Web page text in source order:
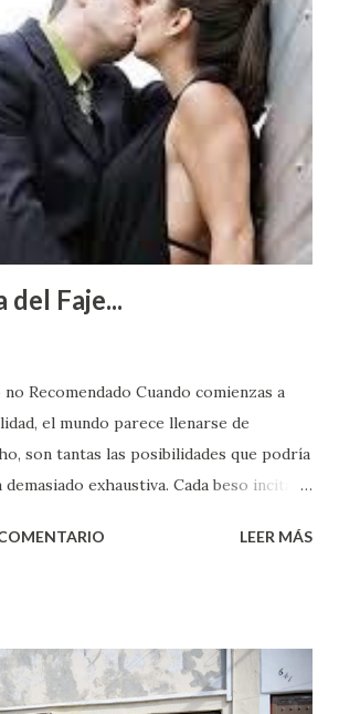
del Faje...
Recomendado Cuando comienzas a
el mundo parece llenarse de
son tantas las posibilidades que podría
exhaustiva. Cada beso incita
hubieras imaginado. El problema es
de lo que deberías saber. Pero incluso
relaciones sexuales no son expertos
LEER MÁS